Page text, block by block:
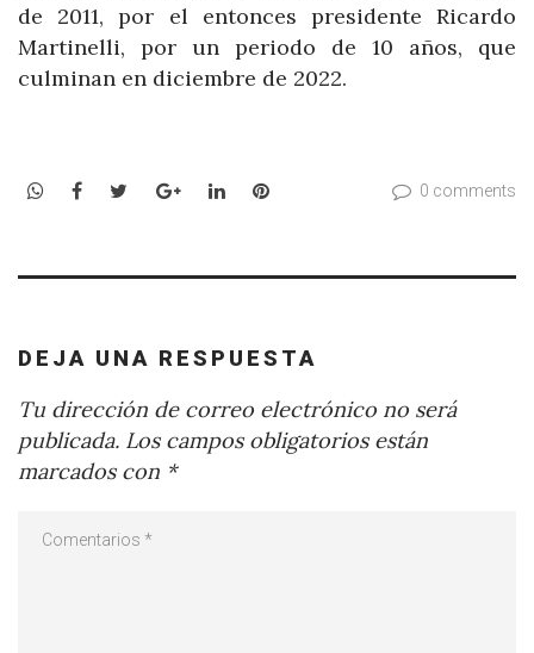
de 2011, por el entonces presidente Ricardo
Martinelli, por un periodo de 10 años, que
culminan en diciembre de 2022.
WhatsApp
Facebook
TwitterGoogle+LinkedInPinterest 0 comments
DEJA UNA RESPUESTA
Tu dirección de correo electrónico no será
publicada. Los campos obligatorios están
marcados con *